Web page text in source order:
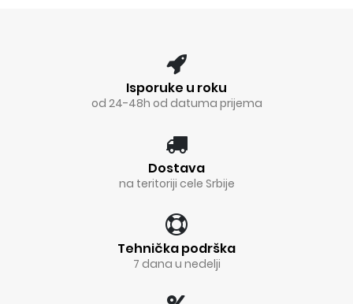
Isporuke u roku
od 24-48h od datuma prijema
Dostava
na teritoriji cele Srbije
Tehnička podrška
7 dana u nedelji